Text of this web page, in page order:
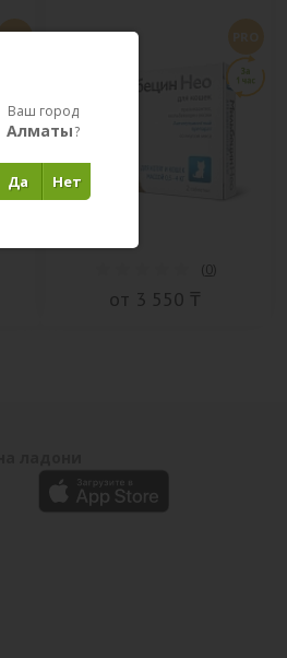
PRO
(0)
от 3 550 ₸
Ваш город
Алматы?
Нет
Да